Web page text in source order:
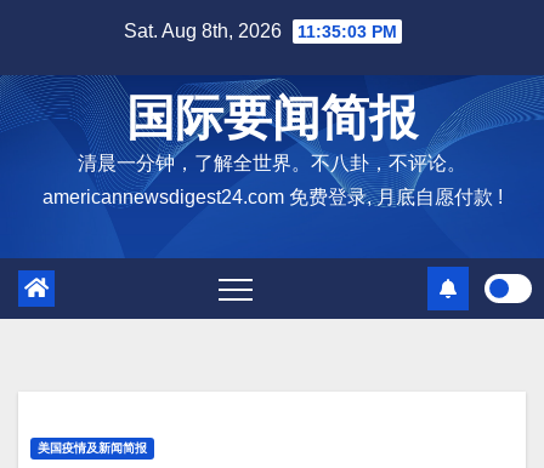
content
Sat. Aug 8th, 2026 11:35:04 PM
国际要闻简报
清晨一分钟，了解全世界。不八卦，不评论。
americannewsdigest24.com 免费登录, 月底自愿付款 !
美国疫情及新闻简报